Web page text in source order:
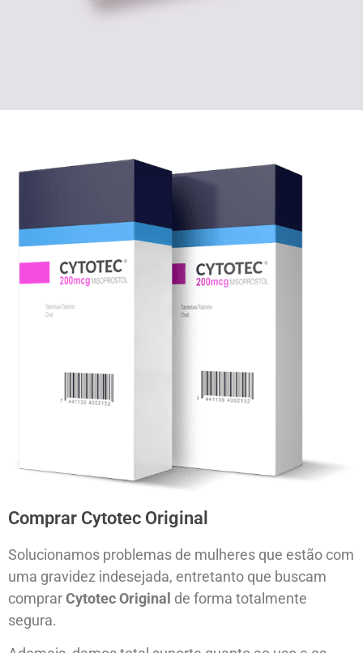
Comprar Cytotec Original
Solucionamos problemas de mulheres que estão com
uma gravidez indesejada, entretanto que buscam
comprarCytotec Original de forma totalmente
segura.